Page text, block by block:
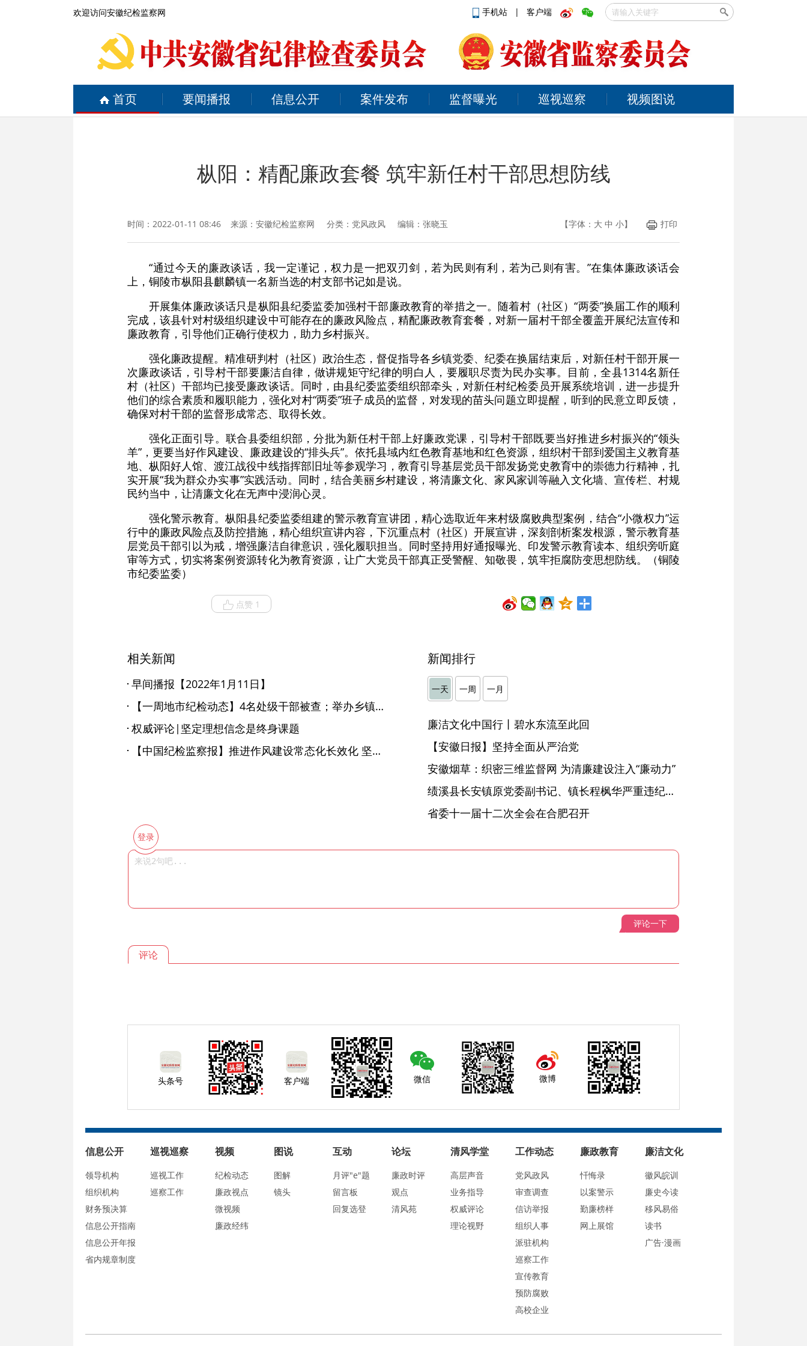
欢迎访问安徽纪检监察网 手机站 | 客户端
首页 要闻播报 信息公开 案件发布 监督曝光 巡视巡察 视频图说
枞阳：精配廉政套餐 筑牢新任村干部思想防线
时间：2022-01-11 08:46 来源： 安徽纪检监察网 分类：党风政风 编辑：张晓玉 【字体： 大 中 小】 打印
“通过今天的廉政谈话，我一定谨记，权力是一把双刃剑，若为民则有利，若为己则有害。”在集体廉政谈话会
上，铜陵市枞阳县麒麟镇一名新当选的村支部书记如是说。
开展集体廉政谈话只是枞阳县纪委监委加强村干部廉政教育的举措之一。随着村（社区）“两委”换届工作的顺利
完成，该县针对村级组织建设中可能存在的廉政风险点，精配廉政教育套餐，对新一届村干部全覆盖开展纪法宣传和
廉政教育，引导他们正确行使权力，助力乡村振兴。
强化廉政提醒。精准研判村（社区）政治生态，督促指导各乡镇党委、纪委在换届结束后，对新任村干部开展一
次廉政谈话，引导村干部要廉洁自律，做讲规矩守纪律的明白人，要履职尽责为民办实事。目前，全县1314名新任
村（社区）干部均已接受廉政谈话。同时，由县纪委监委组织部牵头，对新任村纪检委员开展系统培训，进一步提升
他们的综合素质和履职能力，强化对村“两委”班子成员的监督，对发现的苗头问题立即提醒，听到的民意立即反馈，
确保对村干部的监督形成常态、取得长效。
强化正面引导。联合县委组织部，分批为新任村干部上好廉政党课，引导村干部既要当好推进乡村振兴的“领头
羊”，更要当好作风建设、廉政建设的“排头兵”。依托县域内红色教育基地和红色资源，组织村干部到爱国主义教育基
地、枞阳好人馆、渡江战役中线指挥部旧址等参观学习，教育引导基层党员干部发扬党史教育中的崇德力行精神，扎
实开展“我为群众办实事”实践活动。同时，结合美丽乡村建设，将清廉文化、家风家训等融入文化墙、宣传栏、村规
民约当中，让清廉文化在无声中浸润心灵。
强化警示教育。枞阳县纪委监委组建的警示教育宣讲团，精心选取近年来村级腐败典型案例，结合“小微权力”运
行中的廉政风险点及防控措施，精心组织宣讲内容，下沉重点村（社区）开展宣讲，深刻剖析案发根源，警示教育基
层党员干部引以为戒，增强廉洁自律意识，强化履职担当。同时坚持用好通报曝光、印发警示教育读本、组织旁听庭
审等方式，切实将案例资源转化为教育资源，让广大党员干部真正受警醒、知敬畏，筑牢拒腐防变思想防线。（铜陵
市纪委监委）
点赞 1
相关新闻
早间播报【2022年1月11日】
【一周地市纪检动态】4名处级干部被查；举办乡镇纪委书记培训班
权威评论|坚定理想信念是终身课题
【中国纪检监察报】推进作风建设常态化长效化 坚持风腐一体纠治
新闻排行
一天 一周 一月
廉洁文化中国行丨碧水东流至此回
【安徽日报】坚持全面从严治党
安徽烟草：织密三维监督网 为清廉建设注入“廉动力”
绩溪县长安镇原党委副书记、镇长程枫华严重违纪违法被开除党籍和公职
省委十一届十二次全会在合肥召开
登录
评论一下
评论
头条号 客户端 微信 微博
信息公开
领导机构
组织机构
财务预决算
信息公开指南
信息公开年报
省内规章制度
巡视巡察
巡视工作
巡察工作
视频
纪检动态
廉政视点
微视频
廉政经纬
图说
图解
镜头
互动
月评"e"题
留言板
回复选登
论坛
廉政时评
观点
清风苑
清风学堂
高层声音
业务指导
权威评论
理论视野
工作动态
党风政风
审查调查
信访举报
组织人事
派驻机构
巡察工作
宣传教育
预防腐败
高校企业
廉政教育
忏悔录
以案警示
勤廉榜样
网上展馆
廉洁文化
徽风皖训
廉史今读
移风易俗
读书
广告·漫画